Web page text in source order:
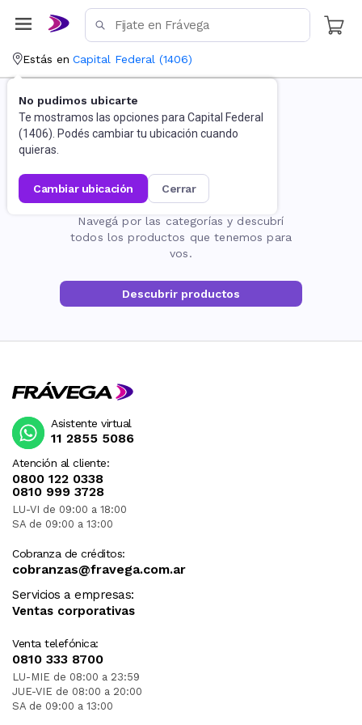
Estás en Capital Federal (1406)
No pudimos ubicarte
Te mostramos las opciones para Capital Federal
(1406). Podés cambiar tu ubicación cuando
quieras.
cambiar ubicación cerrar
La página no existe
Navegá por las categorías y descubrí
todos los productos que tenemos para
vos.
Descubrir productos
Atención al cliente:
0800 122 0338
0810 999 3728
LU-VI de 09:00 a 18:00
SA de 09:00 a 13:00
Cobranza de créditos:
cobranzas@fravega.com.ar
Servicios a empresas:
Ventas corporativas
Venta telefónica:
0810 333 8700
LU-MIE de 08:00 a 23:59
JUE-VIE de 08:00 a 20:00
SA de 09:00 a 13:00
Asistente virtual
11 2855 5086